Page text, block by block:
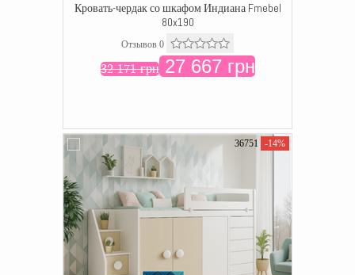
Кровать-чердак со шкафом Индиана Fmebel
80x190
Отзывов 0
32 171 грн27 667 грн
36751 -14%